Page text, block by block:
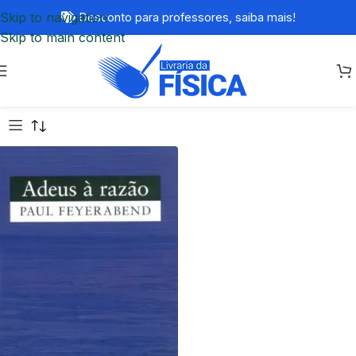
Skip to navigation
Skip to main content
Desconto para professores, saiba mais!